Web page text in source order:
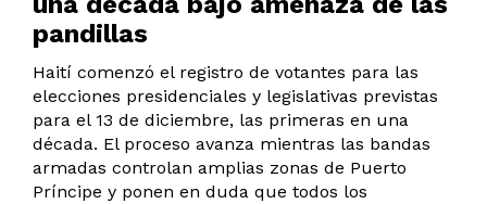
pandillas
Haití comenzó el registro de votantes para las
elecciones presidenciales y legislativas previstas
para el 13 de diciembre, las primeras en una
década. El proceso avanza mientras las bandas
armadas controlan amplias zonas de Puerto
Príncipe y ponen en duda que todos los